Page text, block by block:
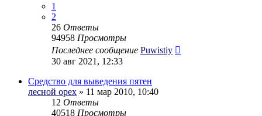
1
2
26 Ответы
94958 Просмотры
Последнее сообщение Puwistiy
30 авг 2021, 12:33
Средство для выведения пятен
лесной орех » 11 мар 2010, 10:40
12 Ответы
40518 Просмотры